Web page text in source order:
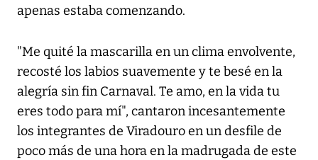
apenas estaba comenzando.
"Me quité la mascarilla en un clima envolvente,
recosté los labios suavemente y te besé en la
alegría sin fin Carnaval. Te amo, en la vida tu
eres todo para mí", cantaron incesantemente
los integrantes de Viradouro en un desfile de
poco más de una hora en la madrugada de este